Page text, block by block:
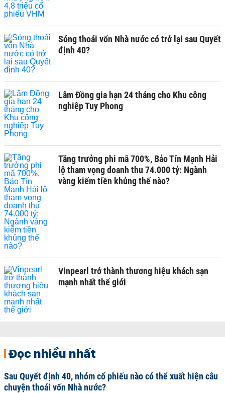
Sóng thoái vốn Nhà nước có trở lại sau Quyết
định 40?
Lâm Đồng gia hạn 24 tháng cho Khu công
nghiệp Tuy Phong
Tăng trưởng phi mã 700%, Bảo Tín Mạnh Hải
lộ tham vọng doanh thu 74.000 tỷ: Ngành
vàng kiếm tiền khủng thế nào?
Vinpearl trở thành thương hiệu khách sạn
mạnh nhất thế giới
Đọc nhiều nhất
Sau Quyết định 40, nhóm cổ phiếu nào có thể xuất hiện câu
chuyện thoái vốn Nhà nước?